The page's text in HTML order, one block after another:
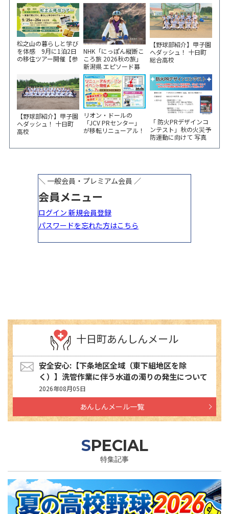
松之山の暮らしと学び
を体感 9月に1泊2日
の移住ツアー開催【参
NHK「にっぽん縦断こ
ころ旅 2026秋の旅」
新潟県 エピソード募
集中！
【野球部紹介】甲子園
へダッシュ！ 十日町
総合高校
【野球部紹介】甲子園
へダッシュ！ 十日町
高校
リオン・ドールの
「JCV PRセンター」
が移転リニューアル！
「 防火PRデザインコ
ンテスト」秋の火災予
防運動に向けて 写真
十日町あんしんメール
安全安心:【下条地区全域（東下組地区を除
く）】洗管作業に伴う水道の濁りの発生について
2026年08月05日
あんしんメール一覧
SPECIAL
特集記事